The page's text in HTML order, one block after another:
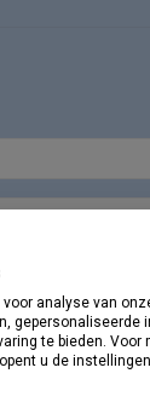
analyse van
gepersonaliseerde
te bieden. Voor
u de